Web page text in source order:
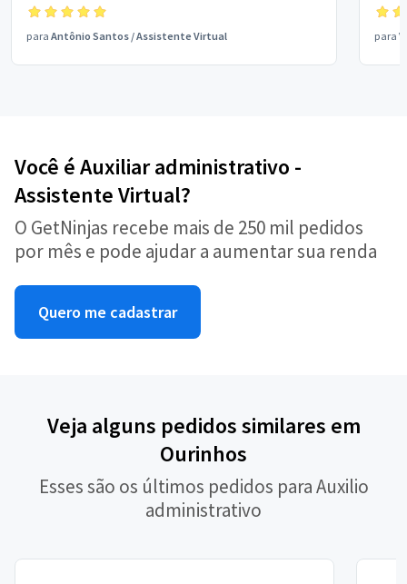
para Antônio Santos /Assistente Virtual para
Você é Auxiliar administrativo -
Assistente Virtual?
O GetNinjas recebe mais de 250 mil pedidos
por mês e pode ajudar a aumentar sua renda
Quero me cadastrar
Veja alguns pedidos similares em
Ourinhos
Esses são os últimos pedidos para Auxilio
administrativo